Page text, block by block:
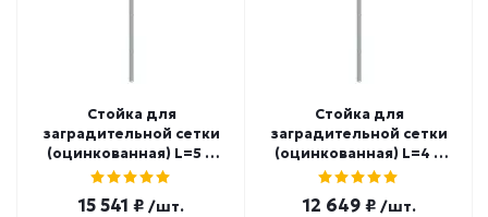
Стойка для
заградительной сетки
(оцинкованная) L=5 м
СТ-453
15 541 ₽ /шт.
Стойка для
заградительной сетки
(оцинкованная) L=4 м
СТ-452
12 649 ₽ /шт.